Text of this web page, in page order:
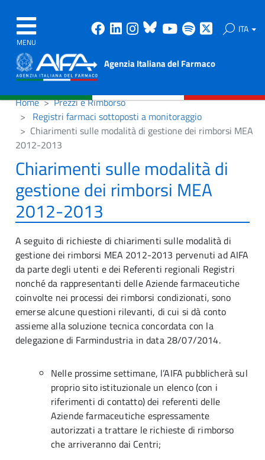
MENU
Facebook
Linkedin
Instagram
Bluesky
Youtube
Spotify ITA
Agenzia Italiana del Farmaco
Home
Prezzi e Rimborso
Registri farmaci sottoposti a monitoraggio
Chiarimenti sulle modalità di gestione dei rimborsi MEA
2012-2013
Chiarimenti sulle modalità di
gestione dei rimborsi MEA
2012-2013
A seguito di richieste di chiarimenti sulle modalità di
gestione dei rimborsi MEA 2012-2013 pervenuti ad AIFA
da parte degli utenti e dei Referenti regionali Registri
nonché da rappresentanti delle Aziende farmaceutiche
coinvolte nei processi dei rimborsi condizionati, sono
emerse alcune questioni rilevanti, di cui si dà conto
assieme alla soluzione tecnica concordata con la
delegazione di Farmindustria in data 28/07/2014.
Nelle prossime settimane, l’AIFA pubblicherà sul
proprio sito istituzionale un elenco (con i
riferimenti di contatto) dei referenti delle
Aziende farmaceutiche espressamente
autorizzati a trattare le richieste di rimborso
che arriveranno dai Centri;